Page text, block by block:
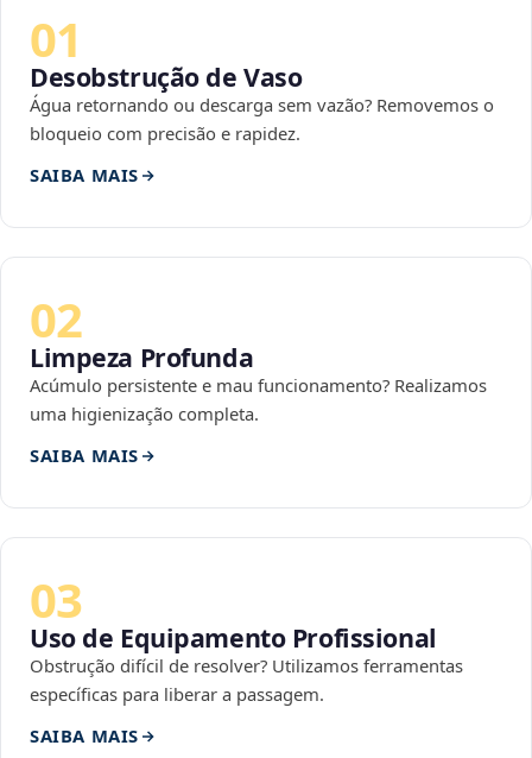
01
Desobstrução de Vaso
Água retornando ou descarga sem vazão? Removemos o
bloqueio com precisão e rapidez.
SAIBA MAIS
02
Limpeza Profunda
Acúmulo persistente e mau funcionamento? Realizamos
uma higienização completa.
SAIBA MAIS
03
Uso de Equipamento Profissional
Obstrução difícil de resolver? Utilizamos ferramentas
específicas para liberar a passagem.
SAIBA MAIS